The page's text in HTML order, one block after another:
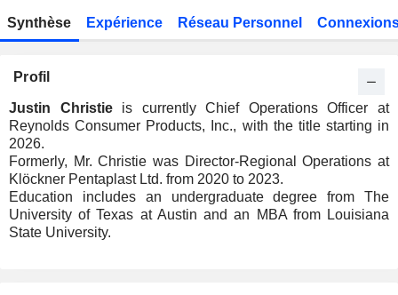
Synthèse Expérience Réseau Personnel
Profil
Justin Christieis currently Chief Operations Officer at
Reynolds Consumer Products, Inc., with the title starting in
2026.
Formerly, Mr. Christie was Director-Regional Operations at
Klöckner Pentaplast Ltd. from 2020 to 2023.
Education includes an undergraduate degree from The
University of Texas at Austin and an MBA from Louisiana
State University.